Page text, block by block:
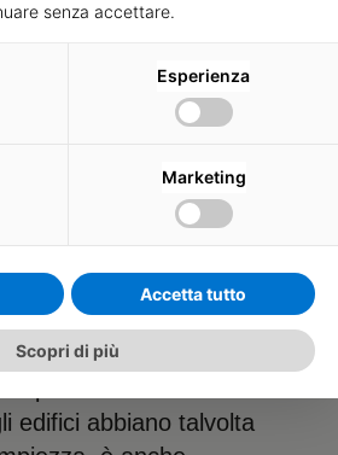
stesso grado di
da strutture in
è anche
resistente
, garantendo la
vi transita anche in
Può, quindi, essere
di pavimentazione o
sempre un piano
edifici abbiano talvolta
senza accettare.
Esperienza
Marketing
Scopri di più
Accetta tutto